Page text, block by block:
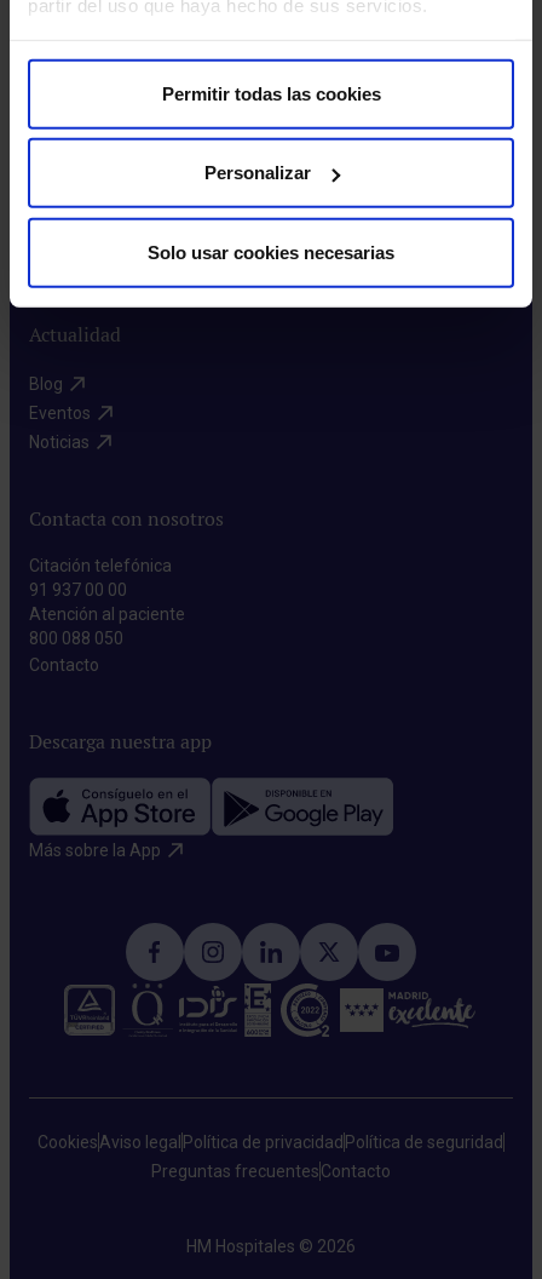
partir del uso que haya hecho de sus servicios.
Permitir todas las cookies
Personalizar
Solo usar cookies necesarias
Centro Universitario CUHMED​
Rincón del accionista​
Preguntas frecuentes​
Actualidad
Blog​
Eventos​
Noticias​
Contacta con nosotros
Citación telefónica
91 937 00 00
Atención al paciente
800 088 050
Contacto​
Descarga nuestra app
Más sobre la App​
CookiesAviso legal Política de privacidad Política de seguridad
Preguntas frecuentesContacto
HM Hospitales © 2026